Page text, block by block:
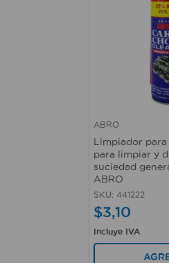
ABRO
Limpiador
para limpiar y
suciedad
ABRO
SKU: 441222
$3,10
Incluye IVA